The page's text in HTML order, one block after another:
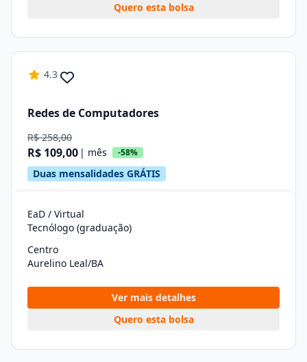
Quero esta bolsa
4.3
Redes de Computadores
R$ 258,00
R$ 109,00 | mês -58%
Duas mensalidades GRÁTIS
EaD / Virtual
Tecnólogo (graduação)
Centro
Aurelino Leal/BA
Ver mais detalhes
Quero esta bolsa